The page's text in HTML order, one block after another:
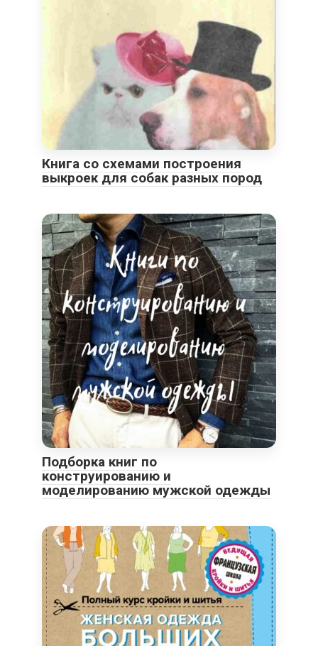
Книга со схемами построения
выкроек для собак разных пород
Подборка книг по
конструированию и
моделированию мужской одежды